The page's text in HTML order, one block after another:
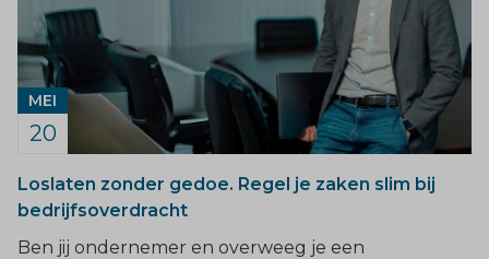
MEI
20
Loslaten zonder gedoe. Regel je zaken slim bij
bedrijfsoverdracht
Ben jij ondernemer en overweeg je een